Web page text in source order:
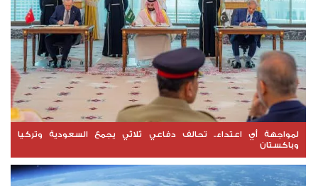
لمواجهة أي اعتداء.. تحالف دفاعي ثلاثي يجمع السعودية وتركيا
وباكستان